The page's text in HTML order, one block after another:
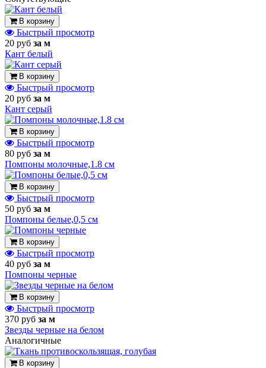
В корзину
Быстрый просмотр
20 руб за м
Кант белый
В корзину
Быстрый просмотр
20 руб за м
Кант серый
В корзину
Быстрый просмотр
80 руб за м
Помпоны молочные,1.8 см
В корзину
Быстрый просмотр
50 руб за м
Помпоны белые,0,5 см
В корзину
Быстрый просмотр
40 руб за м
Помпоны черные
В корзину
Быстрый просмотр
370 руб за м
Звезды черные на белом
Аналогичные
В корзину